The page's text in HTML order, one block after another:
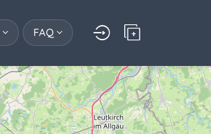
FAQ